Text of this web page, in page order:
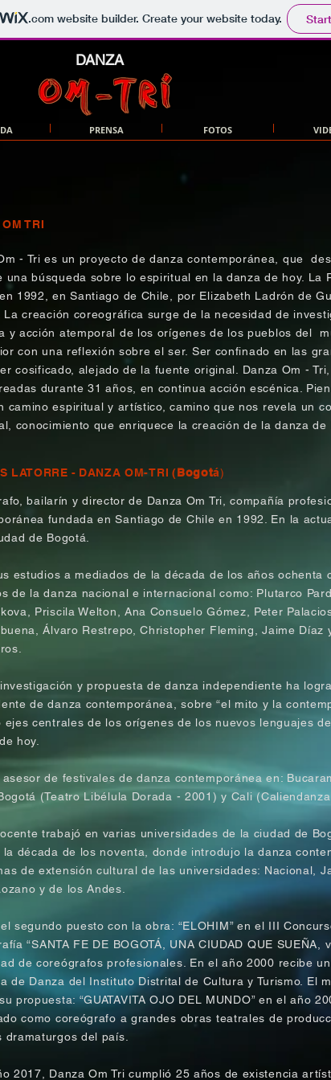
.comwebsite builder. Create your website today.
DANZA
PRENSA FOTOS
TRI
- Tri es un proyecto de danza contemporánea, que
una búsqueda sobre lo espiritual en la danza de hoy. La
1992, en Santiago de Chile, por Elizabeth Ladrón de
La creación coreográfica surge de la necesidad de
y acción atemporal de los orígenes de los pueblos del
con una reflexión sobre el ser. Ser confinado en las
cosificado, alejado de la fuente original. Danza Om -
durante 31 años, en continua acción escénica.
camino espiritual y artístico, camino que nos revela un
conocimiento que enriquece la creación de la danza de
LATORRE - DANZA OM-TRI (Bogotá)
bailarín y director de Danza Om Tri, compañía
fundada en Santiago de Chile en 1992. En la
de Bogotá.
estudios a mediados de la década de los años ochenta
de la danza nacional e internacional como: Plutarco
Priscila Welton, Ana Consuelo Gómez, Peter
Álvaro Restrepo, Christopher Fleming, Jaime Díaz
y propuesta de danza independiente ha
de danza contemporánea, sobre “el mito y la
ejes centrales de los orígenes de los nuevos lenguajes
hoy.
asesor de festivales de danza contemporánea en:
(Teatro Libélula Dorada - 2001) y Cali (Caliendanza
trabajó en varias universidades de la ciudad de
la década de los noventa, donde introdujo la danza
de extensión cultural de las universidades: Nacional,
y de los Andes.
segundo puesto con la obra: “ELOHIM” en el III
ía “SANTA FE DE BOGOTÁ, UNA CIUDAD QUE SUEÑA,
de coreógrafos profesionales. En el año 2000 recibe
de Danza del Instituto Distrital de Cultura y Turismo. El
propuesta: “GUATAVITA OJO DEL MUNDO” en el año
como coreógrafo a grandes obras teatrales de
dramaturgos del país.
2017, Danza Om Tri cumplió 25 años de existencia artí